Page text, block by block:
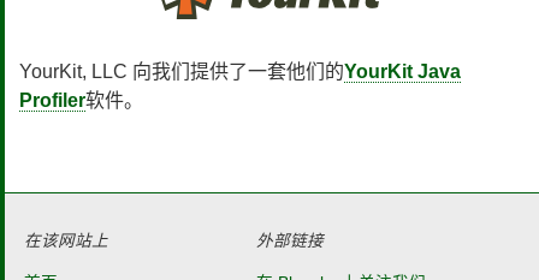
YourKit, LLC 向我们提供了一套他们的YourKit Java
Profiler软件。
在该网站上 外部链接